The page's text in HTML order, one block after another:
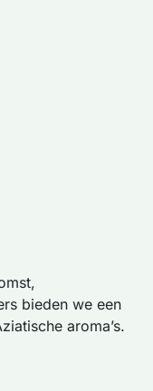
bieden we een
aroma’s.